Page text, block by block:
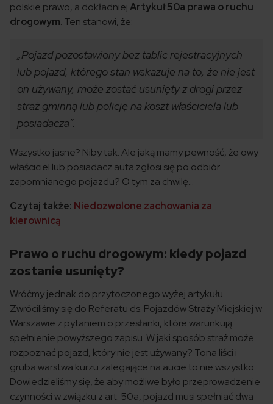
polskie prawo, a dokładniejArtykuł 50a prawa o ruchu
drogowym. Ten stanowi, że:
„Pojazd pozostawiony bez tablic rejestracyjnych
lub pojazd, którego stan wskazuje na to, że nie jest
on używany, może zostać usunięty z drogi przez
straż gminną lub policję na koszt właściciela lub
posiadacza”.
Wszystko jasne? Niby tak. Ale jaką mamy pewność, że owy
właściciel lub posiadacz auta zgłosi się po odbiór
zapomnianego pojazdu? O tym za chwilę…
Czytaj także: Niedozwolone zachowania za
kierownicą
Prawo o ruchu drogowym: kiedy pojazd
zostanie usunięty?
Wróćmy jednak do przytoczonego wyżej artykułu.
Zwróciliśmy się do Referatu ds. Pojazdów Straży Miejskiej w
Warszawie z pytaniem o przesłanki, które warunkują
spełnienie powyższego zapisu. W jaki sposób straż może
rozpoznać pojazd, który nie jest używany? Tona liści i
gruba warstwa kurzu zalegające na aucie to nie wszystko…
Dowiedzieliśmy się, że aby możliwe było przeprowadzenie
czynności w związku z art. 50a, pojazd musi spełniać dwa